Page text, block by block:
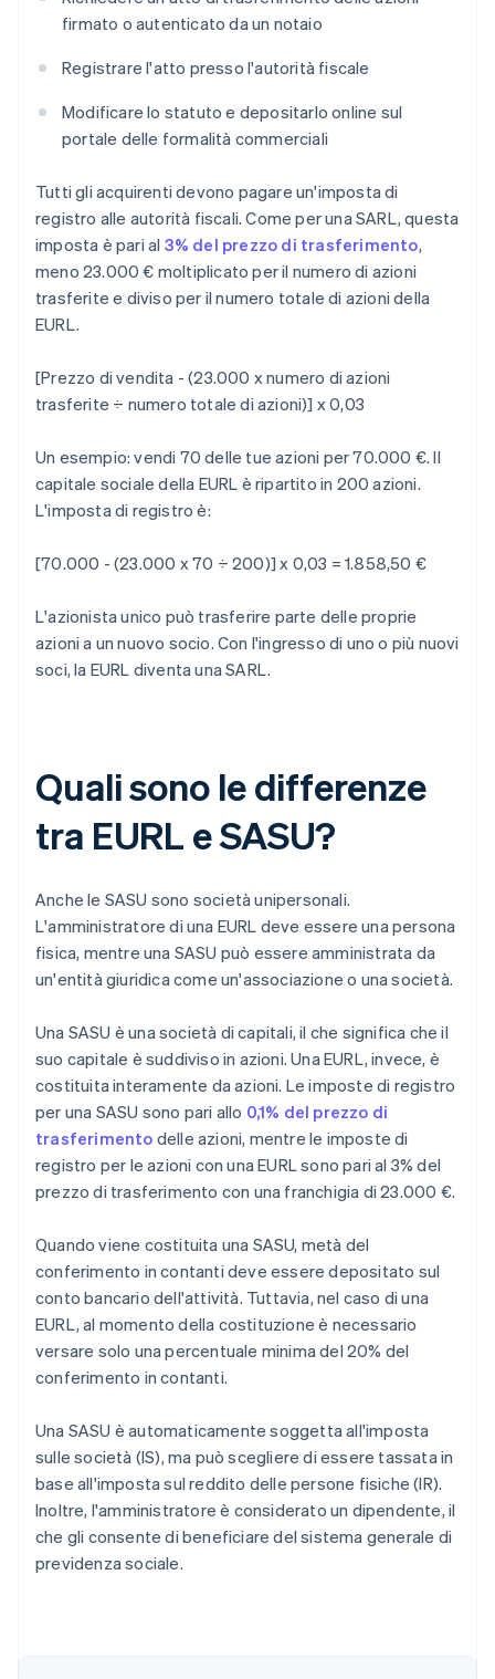
firmato o autenticato da un notaio
Registrare l'atto presso l'autorità fiscale
Modificare lo statuto e depositarlo online sul
portale delle formalità commerciali
Tutti gli acquirenti devono pagare un'imposta di
registro alle autorità fiscali. Come per una SARL, questa
imposta è pari al 3% del prezzo di trasferimento,
meno 23.000 € moltiplicato per il numero di azioni
trasferite e diviso per il numero totale di azioni della
EURL.
[Prezzo di vendita - (23.000 x numero di azioni
trasferite ÷ numero totale di azioni)] x 0,03
Un esempio: vendi 70 delle tue azioni per 70.000 €. Il
capitale sociale della EURL è ripartito in 200 azioni.
L'imposta di registro è:
[70.000 - (23.000 x 70 ÷ 200)] x 0,03 = 1.858,50 €
L'azionista unico può trasferire parte delle proprie
azioni a un nuovo socio. Con l'ingresso di uno o più nuovi
soci, la EURL diventa una SARL.
Quali sono le differenze
tra EURL e SASU?
Anche le SASU sono società unipersonali.
L'amministratore di una EURL deve essere una persona
fisica, mentre una SASU può essere amministrata da
un'entità giuridica come un'associazione o una società.
Una SASU è una società di capitali, il che significa che il
suo capitale è suddiviso in azioni. Una EURL, invece, è
costituita interamente da azioni. Le imposte di registro
per una SASU sono pari allo 0,1% del prezzo di
trasferimento delle azioni, mentre le imposte di
registro per le azioni con una EURL sono pari al 3% del
prezzo di trasferimento con una franchigia di 23.000 €.
Quando viene costituita una SASU, metà del
conferimento in contanti deve essere depositato sul
conto bancario dell'attività. Tuttavia, nel caso di una
EURL, al momento della costituzione è necessario
versare solo una percentuale minima del 20% del
conferimento in contanti.
Una SASU è automaticamente soggetta all'imposta
sulle società (IS), ma può scegliere di essere tassata in
base all'imposta sul reddito delle persone fisiche (IR).
Inoltre, l'amministratore è considerato un dipendente, il
che gli consente di beneficiare del sistema generale di
previdenza sociale.